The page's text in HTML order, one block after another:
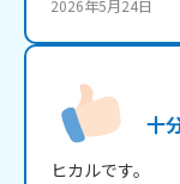
2026年5月24日
十
ヒカルです。